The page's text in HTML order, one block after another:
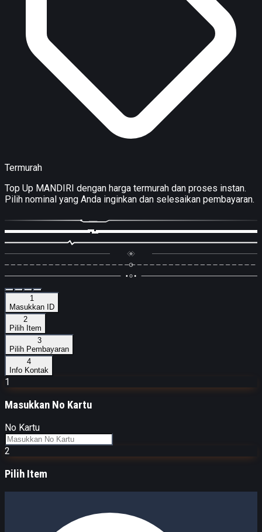
Termurah
Top Up MANDIRI dengan harga termurah dan proses instan.
Pilih nominal yang Anda inginkan dan selesaikan pembayaran.
1
Masukkan ID
2
Pilih Item
3
Pilih Pembayaran
4
Info Kontak
1
Masukkan No Kartu
No Kartu
2
Pilih Item